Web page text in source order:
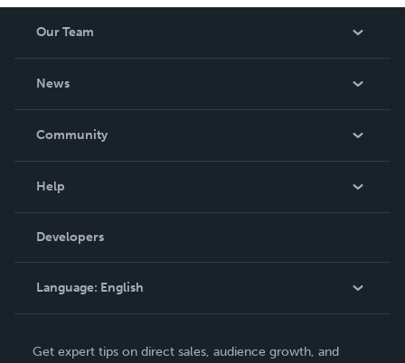
Our Team
News
In The News
Community
Podcast
Help
Order Lookup
Knowledge Base
Contact Support
Developers
Language: English
Get expert tips on direct sales, audience growth, and